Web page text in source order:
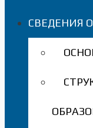
СВЕДЕНИЯ